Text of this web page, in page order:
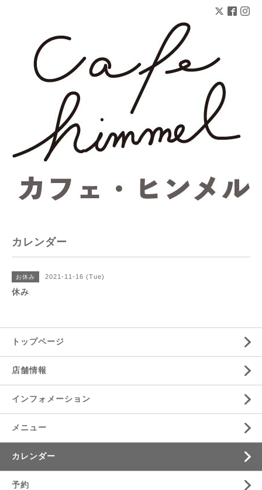
カレンダー
お休み 2021-11-16 (Tue)
休み
トップページ
店舗情報
インフォメーション
メニュー
カレンダー
予約